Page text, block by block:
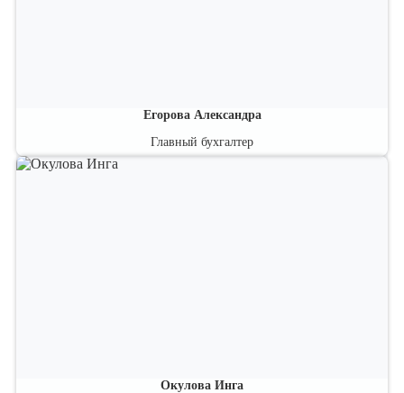
Егорова Александра
Главный бухгалтер
Специалист по международным стандартам бухгалтерского учета и
Окулова Инга